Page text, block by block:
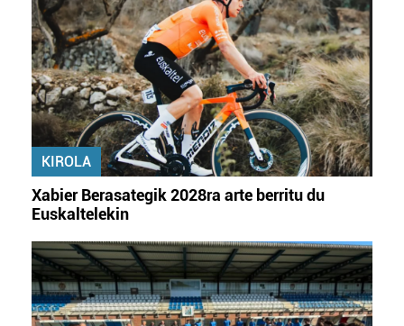
KIROLA
Xabier Berasategik 2028ra arte berritu du
Euskaltelekin